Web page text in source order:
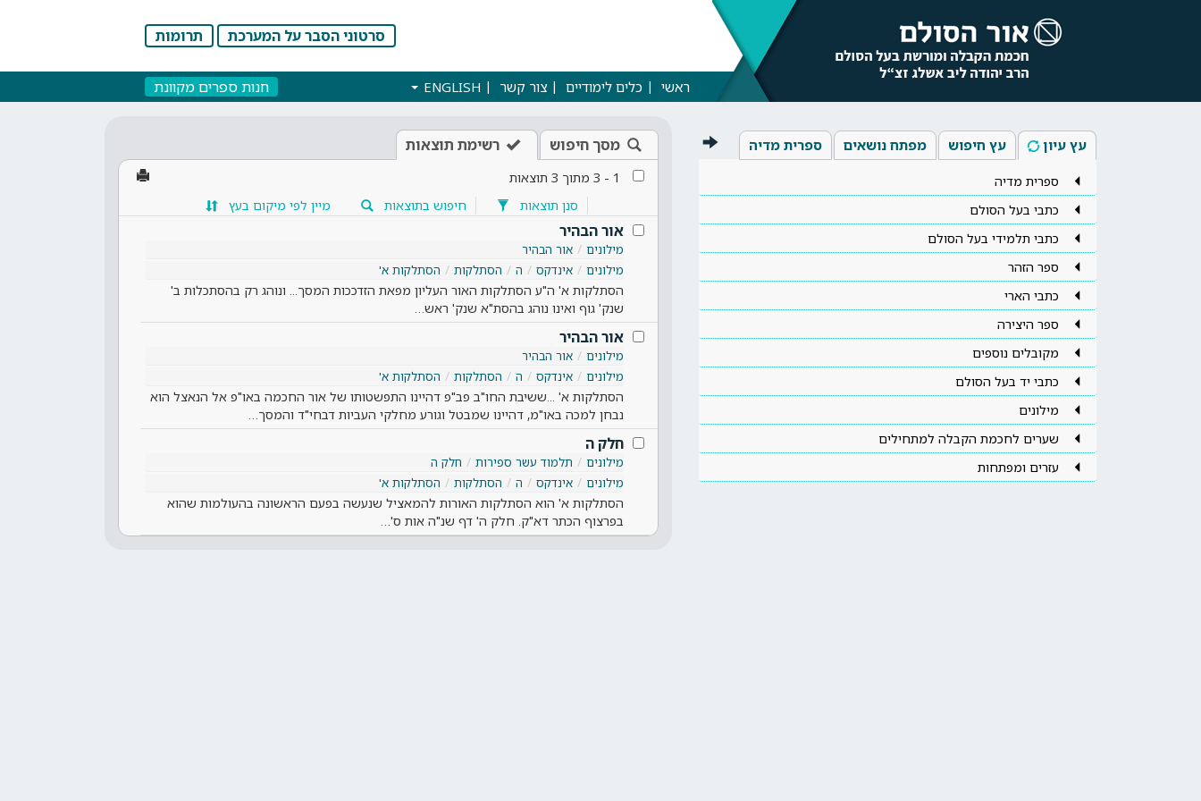
סרטוני הסבר על המערכת תרומות
ראשי כלים לימודיים צור קשר ENGLISH חנות ספרים מקוונת
עץ עיון עץ חיפוש מפתח נושאים ספרית מדיה
ספרית מדיה
כתבי בעל הסולם
כתבי תלמידי בעל הסולם
ספר הזהר
כתבי הארי
ספר היצירה
מקובלים נוספים
כתבי יד בעל הסולם
מילונים
שערים לחכמת הקבלה למתחילים
עזרים ומפתחות
מסך חיפוש רשימת תוצאות
1
-
3 מתוך 3 תוצאות
סנן תוצאות
חיפוש בתוצאות מיין לפי מיקום בעץ
אור הבהיר
מילונים
אור הבהיר
מילונים
אינדקס ה הסתלקות הסתלקות א'
הסתלקות א' ה"ע הסתלקות האור העליון מפאת הזדככות המסך... ונוהג רק בהסתכלות ב'
שנק' גוף ואינו נוהג בהסת"א שנק' ראש…
אור הבהיר
מילונים
אור הבהיר
מילונים
אינדקס ה הסתלקות הסתלקות א'
הסתלקות א' ...ששיבת החו"ב פב"פ דהיינו התפשטותו של אור החכמה באו"פ אל הנאצל הוא
נבחן למכה באו"מ, דהיינו שמבטל וגורע מחלקי העביות דבחי"ד והמסך…
חלק ה
מילונים תלמוד עשר ספירות
חלק ה
מילונים
אינדקס ה הסתלקות הסתלקות א'
הסתלקות א' הוא הסתלקות האורות להמאציל שנעשה בפעם הראשונה בהעולמות שהוא
בפרצוף הכתר דא"ק. חלק ה' דף שנ"ה אות ס'…